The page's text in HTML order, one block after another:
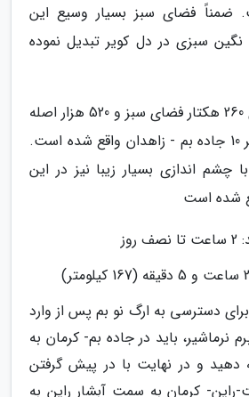
ضمناً فضای سبز بسیار وسیع این
نگین سبزی در دل کویر تبدیل نموده
این مجموعه که دارای 260 هکتار فضای سبز و 520 هزار اصله
نخل است، در کیلومتر 10 جاده بم - زاهدان واقع شده است.
چشم اندازی بسیار زیبا نیز در این
شده است
دسترسی به ارگ نو بم پس از وارد
نرماشیر، باید در جاده بم- کرمان به
دهید و در نهایت با در پیش گرفتن
کرمان به سمت آبشار راین به